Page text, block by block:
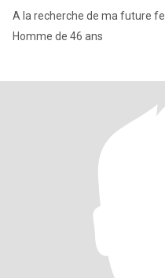
A la recherche de ma future
Homme de 46 ans